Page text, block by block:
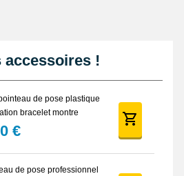
accessoires !
de pose plastique
bracelet montre
€
de pose professionnel